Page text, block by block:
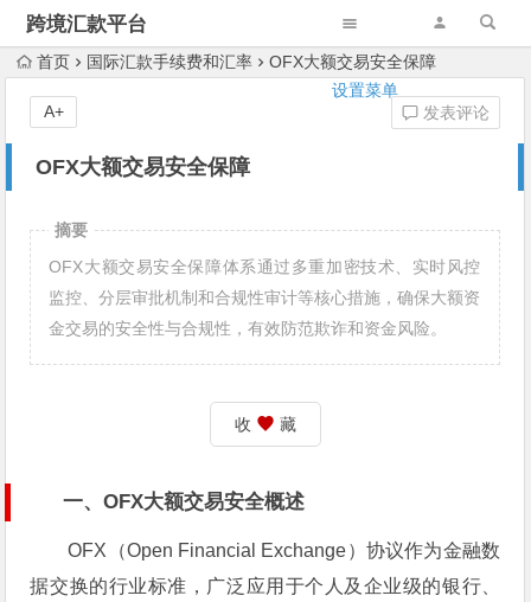
跨境汇款平台
设置菜单
首页 国际汇款手续费和汇率 OFX大额交易安全保障
OFX大额交易安全保障
发表评论
A+
摘要
OFX大额交易安全保障体系通过多重加密技术、实时风控
监控、分层审批机制和合规性审计等核心措施，确保大额资
金交易的安全性与合规性，有效防范欺诈和资金风险。
收 藏
一、OFX大额交易安全概述
OFX（Open Financial Exchange）协议作为金融数
据交换的行业标准，广泛应用于个人及企业级的银行、